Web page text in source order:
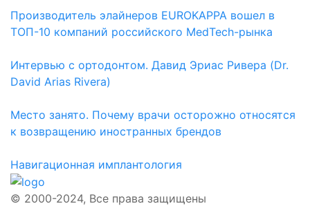
Производитель элайнеров EUROKAPPA вошел в
ТОП-10 компаний российского MedTech-рынка
Интервью с ортодонтом. Давид Эриас Ривера (Dr.
David Arias Rivera)
Место занято. Почему врачи осторожно относятся
к возвращению иностранных брендов
Навигационная имплантология
© 2000-2024, Все права защищены